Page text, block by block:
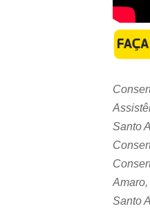
Santo
Santo